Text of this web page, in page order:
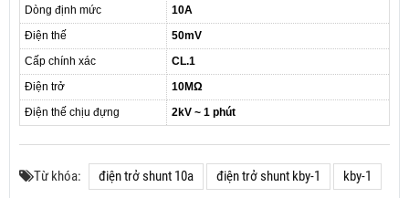
Dòng định mức
10A
Điện thế
50mV
Cấp chính xác
CL.1
Điện trở
10MΩ
Điện thế chịu đựng
2kV ~ 1 phút
Từ khóa: điện trở shunt 10a điện trở shunt kby-1 kby-1